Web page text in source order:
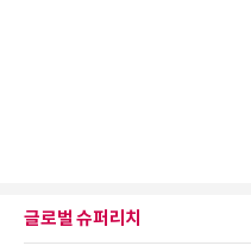
글로벌 슈퍼리치